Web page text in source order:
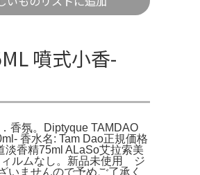
噴式小香-
香氛。Diptyque TAMDAO
香水名: Tam Dao正規価格
淡香精75ml ALaSo艾拉索美
ィルムなし。新品未使用 ジ
いませんので予めご了承く